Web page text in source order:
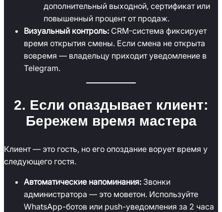
дополнительный выходной, сертификат или
повышенный процент от продаж.
Визуальный контроль: CRM-система фиксирует
время открытия смены. Если смена не открыта
вовремя — владельцу приходит уведомление в
Telegram.
2. Если опаздывает клиент:
Бережем время мастера
Клиент — это гость, но его опоздание ворует время у
следующего гостя.
Автоматические напоминания: Звонки
администратора — это моветон. Используйте
WhatsApp-ботов или push-уведомления за 2 часа